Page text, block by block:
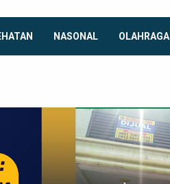
NASONAL OLAHRAGA